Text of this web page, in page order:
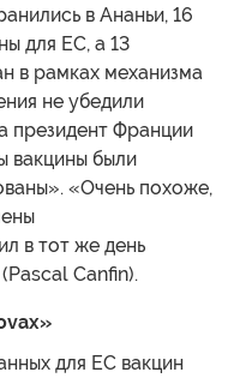
в Ананьи, 16
для ЕС, а 13
в рамках механизма
не убедили
президент Франции
вакцины были
«Очень похоже,
в тот же день
Canfin).
для ЕС вакцин